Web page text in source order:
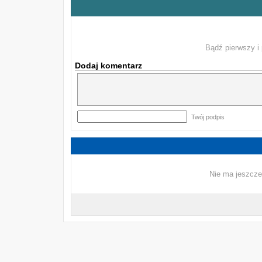
Bądź pierwszy i
Dodaj komentarz
Twój podpis
Nie ma